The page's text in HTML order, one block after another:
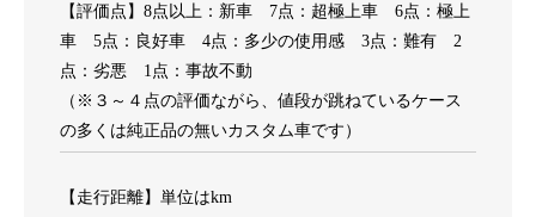
【評価点】8点以上：新車 7点：超極上車 6点：極上
車 5点：良好車 4点：多少の使用感 3点：難有 2
点：劣悪 1点：事故不動
（※３～４点の評価ながら、値段が跳ねているケース
の多くは純正品の無いカスタム車です）
【走行距離】単位はkm